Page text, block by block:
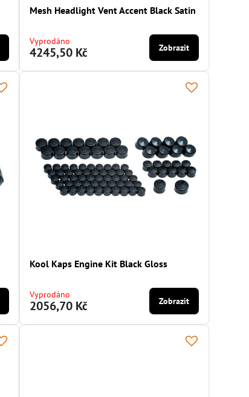
Mesh Headlight Vent Accent Black Satin
Vyprodáno
4245,50 Kč Zobrazit
Kool Kaps Engine Kit Black Gloss
Vyprodáno
2056,70 Kč Zobrazit